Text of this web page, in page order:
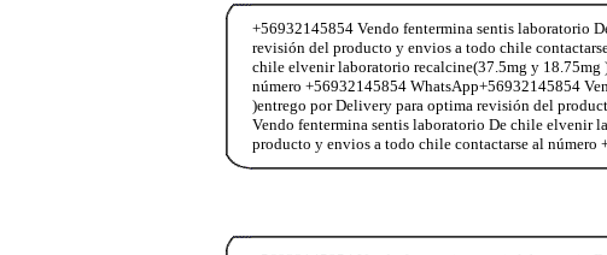
+56932145854 Vendo fentermina sentis laboratorio
revisión del producto y envios a todo chile
chile elvenir laboratorio recalcine(37.5mg y
número +56932145854 WhatsApp+56932145854
)entrego por Delivery para optima revisión del
Vendo fentermina sentis laboratorio De chile elvenir
producto y envios a todo chile contactarse al número